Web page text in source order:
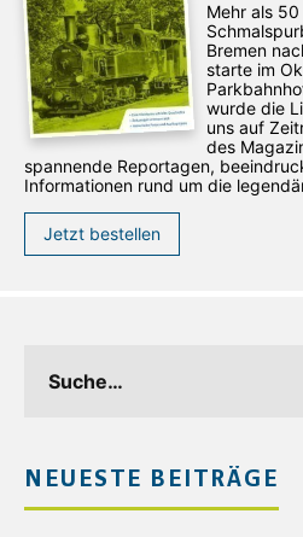
Mehr als
Bremen
starte im
wurde die
uns auf
des
spannende Reportagen,
Informationen rund um die
Jetzt bestellen
NEUESTE BEITRÄGE